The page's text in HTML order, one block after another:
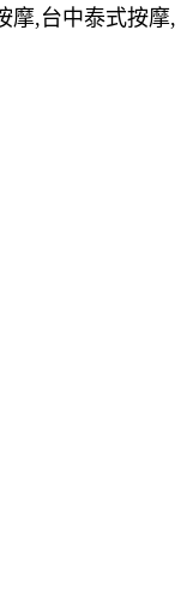
摩,台中泰式按摩,